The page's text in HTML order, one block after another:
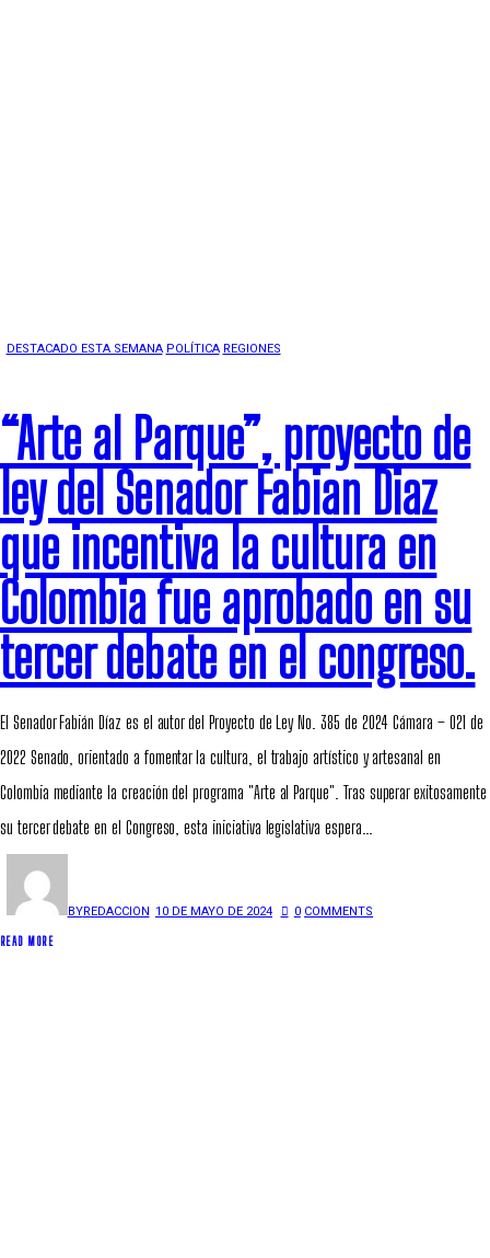
DESTACADO ESTA SEMANA POLÍTICA REGIONES
“Arte al Parque”, proyecto de
ley del Senador Fabian Diaz
que incentiva la cultura en
Colombia fue aprobado en su
tercer debate en el congreso.
El Senador Fabián Díaz es el autor del Proyecto de Ley No. 385 de 2024 Cámara – 021 de
2022 Senado, orientado a fomentar la cultura, el trabajo artístico y artesanal en
Colombia mediante la creación del programa "Arte al Parque". Tras superar exitosamente
su tercer debate en el Congreso, esta iniciativa legislativa espera…
BYREDACCION 10 DE MAYO DE 2024 0 COMMENTS
READ MORE